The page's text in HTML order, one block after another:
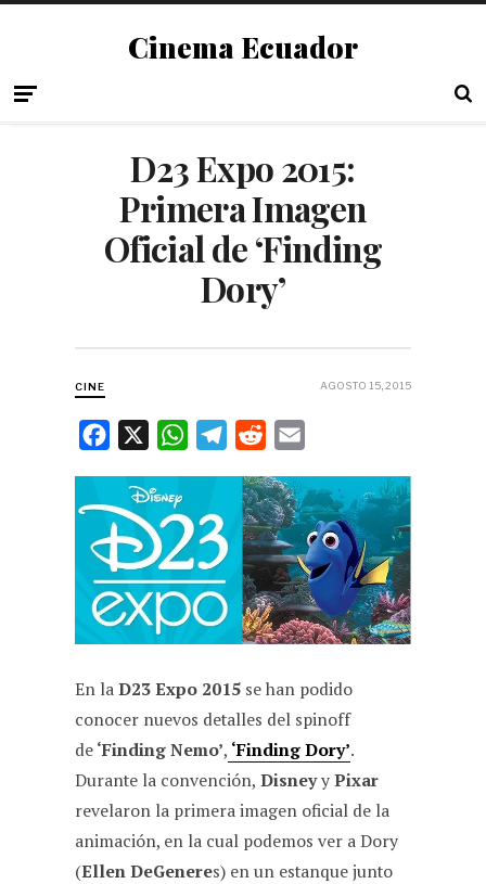
Cinema Ecuador
D23 Expo 2015:
Primera Imagen
Oficial de ‘Finding
Dory’
CINE AGOSTO 15, 2015
e
b
o
o
k
W
t
s
A
p
p
T
g
a
m
d
d
i
t
a
i
l
En laD23 Expo 2015 se han podido
conocer nuevos detalles del spinoff
de‘Finding Nemo’, ‘Finding Dory’.
Durante la convención, DisneyyPixar
revelaron la primera imagen oficial de la
animación, en la cual podemos ver a Dory
(Ellen DeGeneres) en un estanque junto